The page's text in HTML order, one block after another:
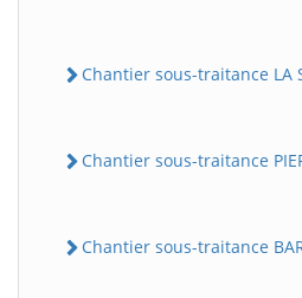
Chantier sous-traitance LA
Chantier sous-traitance
Chantier sous-traitance